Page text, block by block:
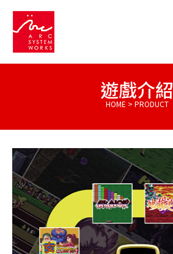
遊戲介紹
HOME > PRODUCT